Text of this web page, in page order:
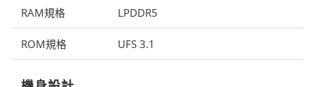
RAM規格 LPDDR5
ROM規格 UFS 3.1